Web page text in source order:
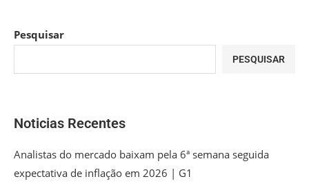
Pesquisar
PESQUISAR
Noticias Recentes
Analistas do mercado baixam pela 6ª semana seguida
expectativa de inflação em 2026 | G1